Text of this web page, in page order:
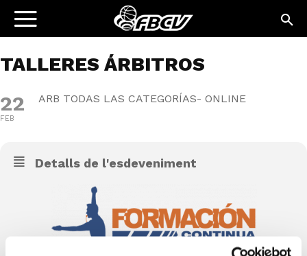
TALLERES ÁRBITROS
22
FEB
ARB TODAS LAS CATEGORÍAS- ONLINE
Detalls de l'esdeveniment